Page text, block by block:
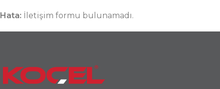
Hata: İletişim formu bulunamadı.